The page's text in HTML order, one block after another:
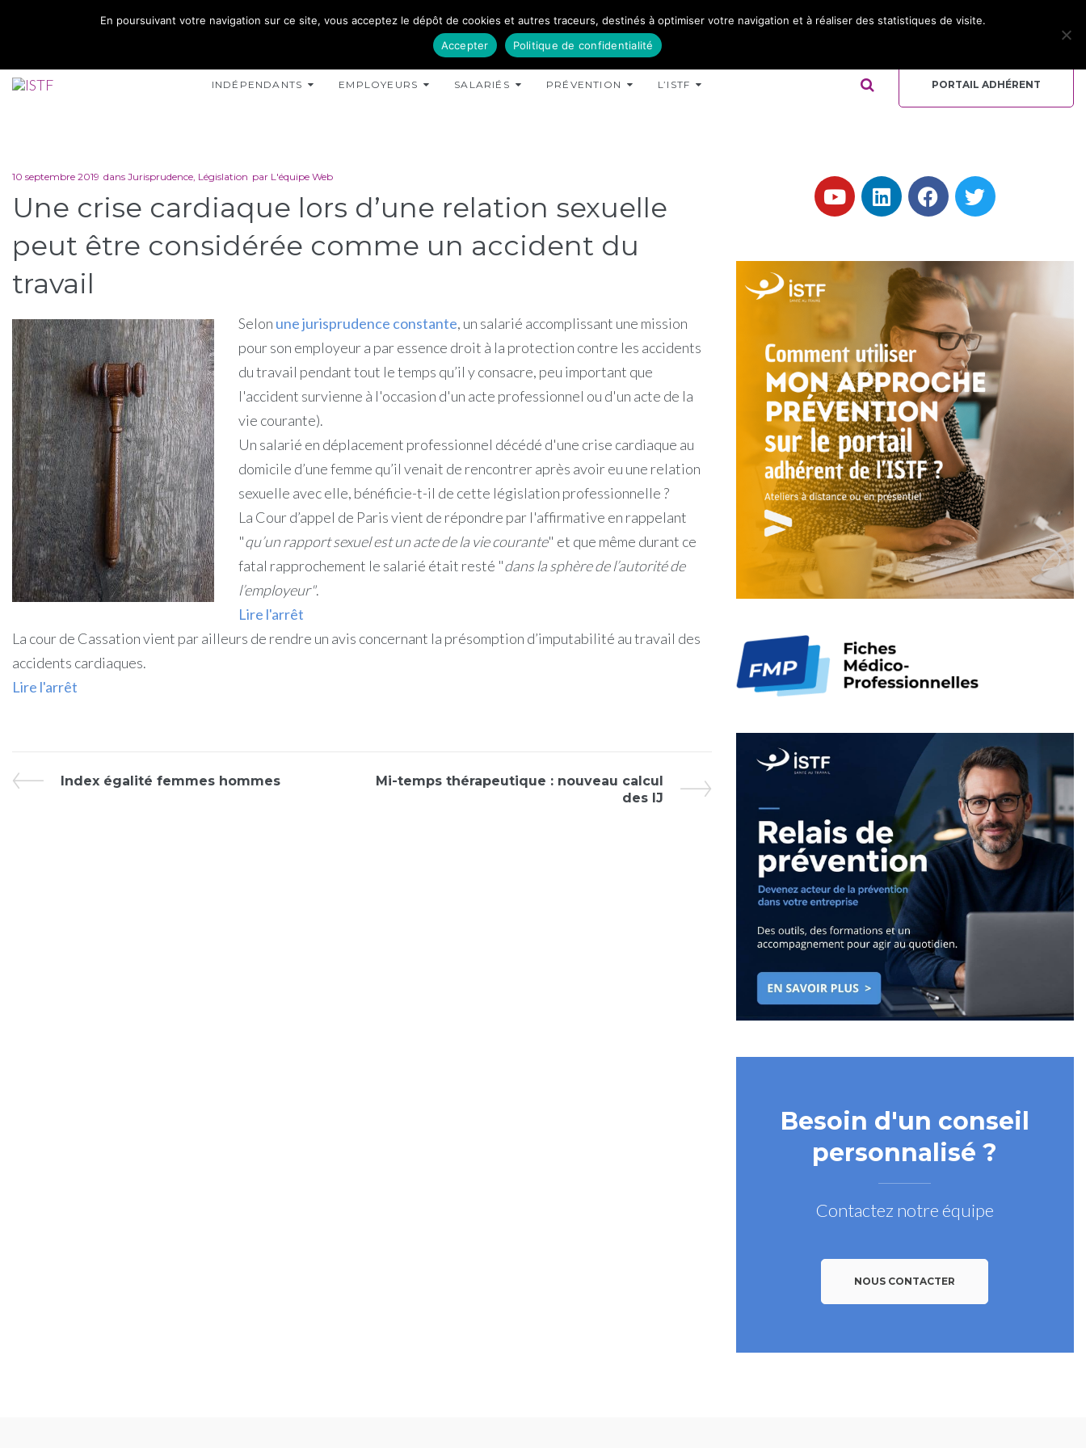
02 35 10 10 32 15 RUE DE L'INONDATION 76400 FÉCAMP ADHÉRER REJOIGNEZ L’ÉQUIPE QUI-SOMMES NOUS ?
INDÉPENDANTS EMPLOYEURS SALARIÉS PRÉVENTION L’ISTF PORTAIL ADHÉRENT
10 septembre 2019 dans Jurisprudence, Législation par L'équipe Web
Une crise cardiaque lors d’une relation sexuelle
peut être considérée comme un accident du
travail
Selon une jurisprudence constante, un salarié accomplissant une mission
pour son employeur a par essence droit à la protection contre les accidents
du travail pendant tout le temps qu’il y consacre, peu important que
l'accident survienne à l'occasion d'un acte professionnel ou d'un acte de la
vie courante).
Un salarié en déplacement professionnel décédé d'une crise cardiaque au
domicile d’une femme qu’il venait de rencontrer après avoir eu une relation
sexuelle avec elle, bénéficie-t-il de cette législation professionnelle ?
La Cour d’appel de Paris vient de répondre par l'affirmative en rappelant
"qu’un rapport sexuel est un acte de la vie courante" et que même durant ce
fatal rapprochement le salarié était resté "dans la sphère de l’autorité de
l’employeur".
Lire l'arrêt
La cour de Cassation vient par ailleurs de rendre un avis concernant la présomption d’imputabilité au travail des
accidents cardiaques.
Lire l'arrêt
Index égalité femmes hommes
Mi-temps thérapeutique : nouveau calcul
des IJ
Besoin d'un conseil
personnalisé ?
Contactez notre équipe
NOUS CONTACTER
En poursuivant votre navigation sur ce site, vous acceptez le dépôt de cookies et autres traceurs, destinés à optimiser votre navigation et à réaliser des statistiques de visite.
Accepter
Politique de confidentialité